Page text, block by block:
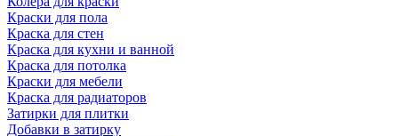
Краски для пола
Краска для стен
Краска для кухни и ванной
Краска для потолка
Краски для мебели
Краска для радиаторов
Затирки для плитки
Добавки в затирку